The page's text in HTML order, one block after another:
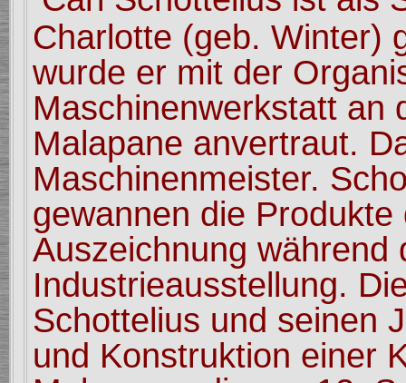
Charlotte (geb. Winter)
wurde er mit der
Maschinenwerkstatt an
Malapane anvertraut.
Maschinenmeister.
gewannen die
Auszeichnung während
Industrieausstellung.
Schottelius und seinen
und Konstruktion einer